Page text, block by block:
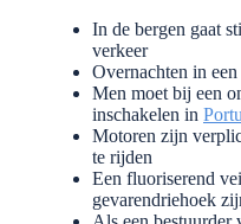
In de bergen gaat
verkeer
Overnachten in
Men moet bij een
inschakelen in
Motoren zijn
te rijden
Een fluoriserend
gevarendriehoek